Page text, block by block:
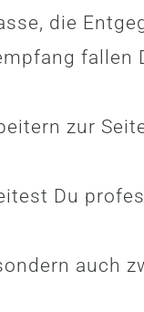
die
fallen
zur
Du
auch